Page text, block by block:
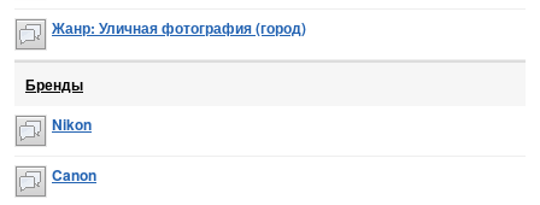
Жанр: Уличная фотография (город)
Бренды
Nikon
Canon